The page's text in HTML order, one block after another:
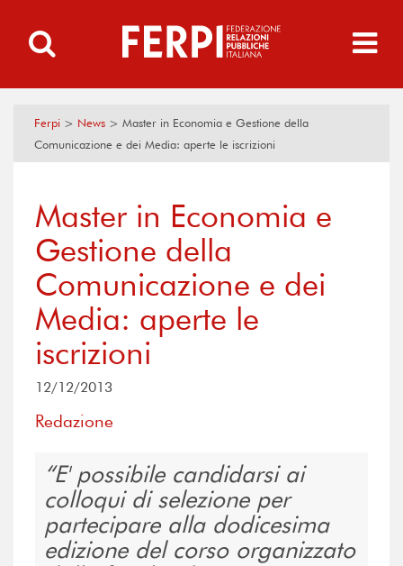
Ferpi > News > Master in Economia e Gestione della
Comunicazione e dei Media: aperte le iscrizioni
Master in Economia e
Gestione della
Comunicazione e dei
Media: aperte le
iscrizioni
12/12/2013
Redazione
E' possibile candidarsi ai
colloqui di selezione per
partecipare alla dodicesima
edizione del corso organizzato